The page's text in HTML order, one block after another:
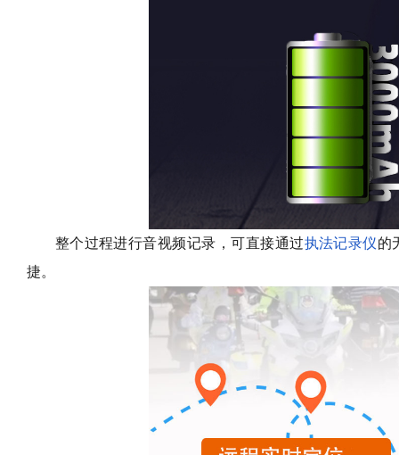
整个过程进行音视频记录，可直接通过执法记录仪的
捷。